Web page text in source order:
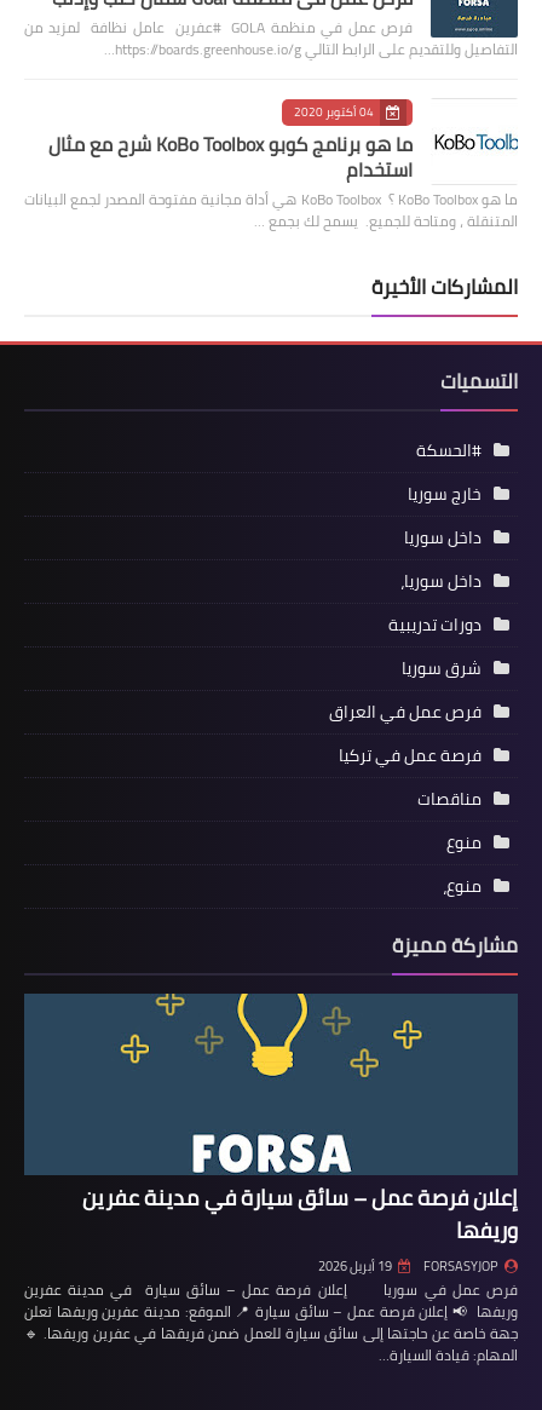
فرص عمل في منظمة GOLA #عفرين عامل نظافة لمزيد من
التفاصيل وللتقديم على الرابط التالي https://boards.greenhouse.io/g…
04 أكتوبر 2020
ما هو برنامج كوبو KoBo Toolbox شرح مع مثال
استخدام
ما هو KoBo Toolbox ؟ KoBo Toolbox هي أداة مجانية مفتوحة المصدر لجمع البيانات
المتنقلة ، ومتاحة للجميع. يسمح لك بجمع …
المشاركات الأخيرة
التسميات
#الحسكة
خارج سوريا
داخل سوريا
داخل سوريا،
دورات تدريبية
شرق سوريا
فرص عمل في العراق
فرصة عمل في تركيا
مناقصات
منوع
منوع،
مشاركة مميزة
إعلان فرصة عمل – سائق سيارة في مدينة عفرين
وريفها
FORSASYJOP 19 أبريل 2026
فرص عمل في سوريا إعلان فرصة عمل – سائق سيارة في مدينة عفرين
وريفها 📢 إعلان فرصة عمل – سائق سيارة 📍 الموقع: مدينة عفرين وريفها تعلن
جهة خاصة عن حاجتها إلى سائق سيارة للعمل ضمن فريقها في عفرين وريفها. 🔹
المهام: قيادة السيارة…